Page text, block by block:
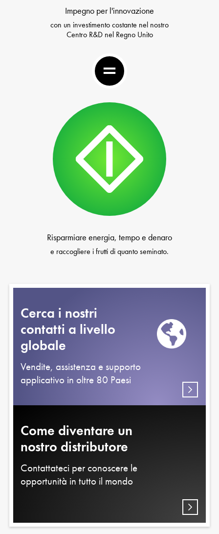
Impegno per l'innovazione
con un investimento costante nel nostro
Centro R&D nel Regno Unito
Risparmiare energia, tempo e denaro
e raccogliere i frutti di quanto seminato.
Cerca i nostri
contatti a livello
globale
Vendite, assistenza e supporto
applicativo in oltre 80 Paesi
Come diventare un
nostro distributore
Contattateci per conoscere le
opportunità in tutto il mondo